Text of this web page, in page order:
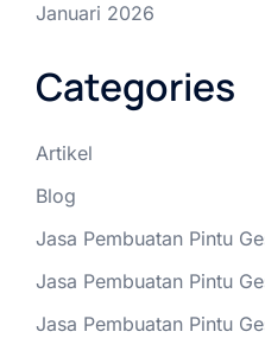
Januari 2026
Categories
Artikel
Blog
Jasa Pembuatan Pintu
Jasa Pembuatan Pintu
Jasa Pembuatan Pintu